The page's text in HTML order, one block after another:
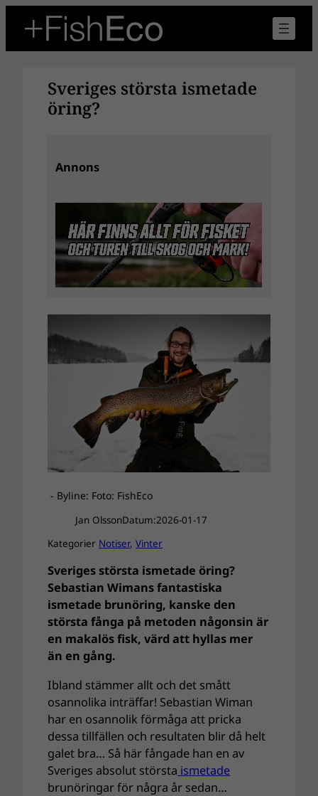
innehåll
Sveriges största ismetade
öring?
Annons
- Byline: Foto: FishEco
Jan OlssonDatum:2026-01-17
Kategorier Notiser, Vinter
Sveriges största ismetade öring?
Sebastian Wimans fantastiska
ismetade brunöring, kanske den
största fånga på metoden någonsin är
en makalös fisk, värd att hyllas mer
än en gång.
Ibland stämmer allt och det smått
osannolika inträffar! Sebastian Wiman
har en osannolik förmåga att pricka
dessa tillfällen och resultaten blir då helt
galet bra… Så här fångade han en av
Sveriges absolut största ismetade
brunöringar för några år sedan…